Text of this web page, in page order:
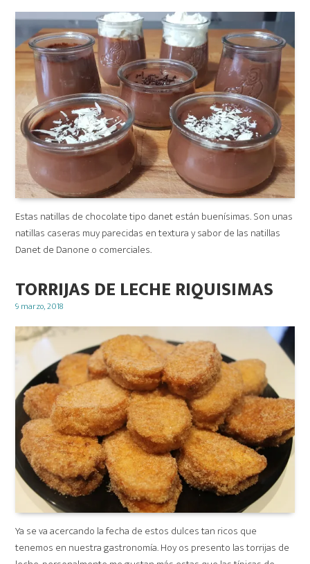
Estas natillas de chocolate tipo danet están buenísimas. Son unas
natillas caseras muy parecidas en textura y sabor de las natillas
Danet de Danone o comerciales.
TORRIJAS DE LECHE RIQUISIMAS
Posted
9 marzo, 2018
Ya se va acercando la fecha de estos dulces tan ricos que
tenemos en nuestra gastronomía. Hoy os presento las torrijas de